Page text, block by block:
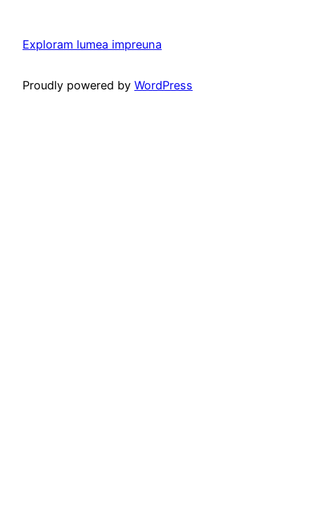
Exploram lumea impreuna
Proudly powered by WordPress